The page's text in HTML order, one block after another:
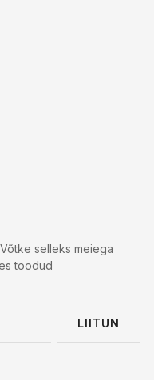
selleks meiega
toodud
LIITUN